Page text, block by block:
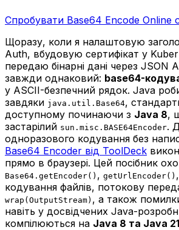
Спробувати Base64 Encode Online
Щоразу, коли я налаштовую
Auth, вбудовую сертифікат у
передаю бінарні дані через JSON
завжди однаковий: base64-
у ASCII-безпечний рядок. Java
завдяки java.util.Base64,
доступному починаючи з Java 8,
застарілий sun.misc.BASE64Encoder.
одноразового кодування без
Base64 Encoder від ToolDeck
прямо в браузері. Цей посібник
Base64.getEncoder() , getUrlEncoder() ,
кодування файлів, потокову
wrap(OutputStream) , а також
навіть у досвідчених Java-
компілюються на Java 8 та Java